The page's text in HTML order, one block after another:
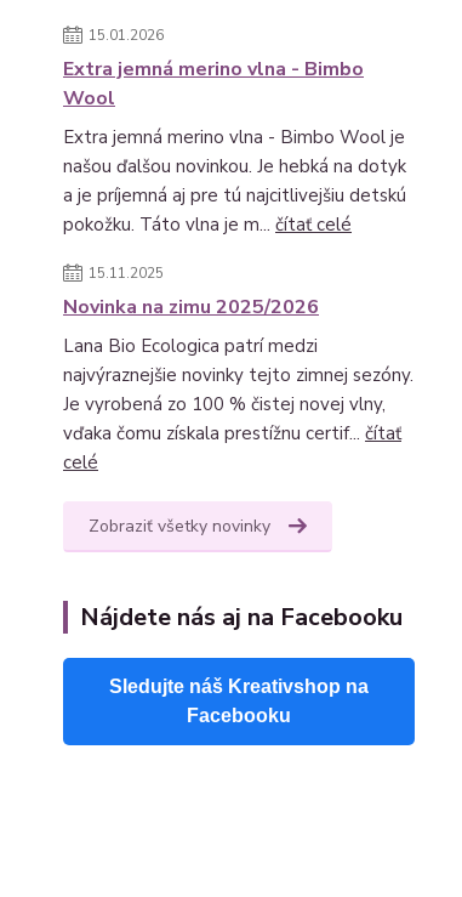
15.01.2026
Extra jemná merino vlna - Bimbo
Wool
Extra jemná merino vlna - Bimbo Wool je
našou ďalšou novinkou. Je hebká na dotyk
a je príjemná aj pre tú najcitlivejšiu detskú
pokožku. Táto vlna je m... čítať celé
15.11.2025
Novinka na zimu 2025/2026
Lana Bio Ecologica patrí medzi
najvýraznejšie novinky tejto zimnej sezóny.
Je vyrobená zo 100 % čistej novej vlny,
vďaka čomu získala prestížnu certif... čítať
celé
Zobraziť všetky novinky
Nájdete nás aj na Facebooku
Sledujte náš Kreativshop na
Facebooku